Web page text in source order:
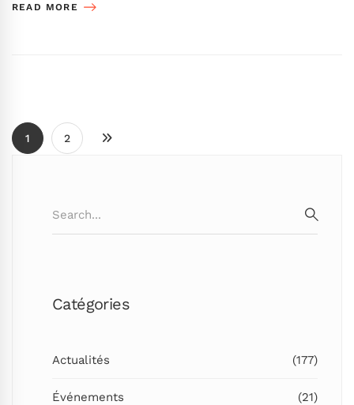
READ MORE
1 2
for:
Catégories
Actualités (177)
Événements (21)